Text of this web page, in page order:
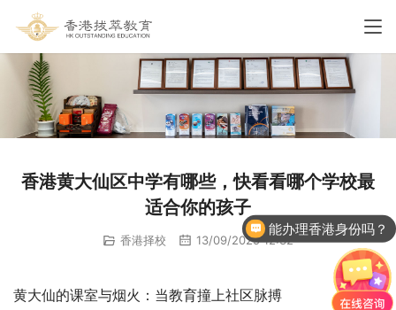
香港黄大仙区中学有哪些，快看看哪个学校最
适合你的孩子
香港择校 13/09/2025 12:32
黄大仙的课室与烟火：当教育撞上社区脉搏
能办理香港身份吗？